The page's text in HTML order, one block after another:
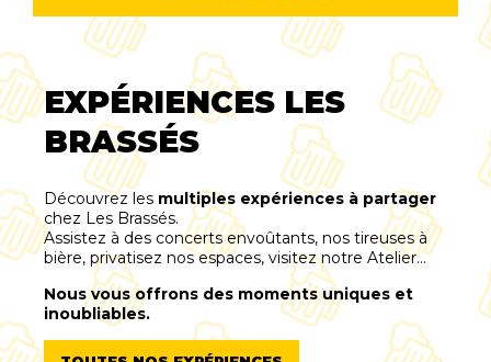
EXPÉRIENCES LES
BRASSÉS
Découvrez les multiples expériences à partager
chez Les Brassés.
Assistez à des concerts envoûtants, nos tireuses à
bière, privatisez nos espaces, visitez notre Atelier…
Nous vous offrons des moments uniques et
inoubliables.